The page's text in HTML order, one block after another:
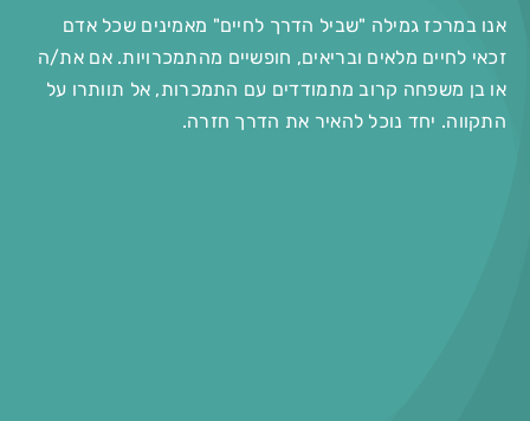
אנו במרכז גמילה "שביל הדרך לחיים" מאמינים שכל אדם
זכאי לחיים מלאים ובריאים, חופשיים מהתמכרויות. אם את/ה
או בן משפחה קרוב מתמודדים עם התמכרות, אל תוותרו על
התקווה. יחד נוכל להאיר את הדרך חזרה.